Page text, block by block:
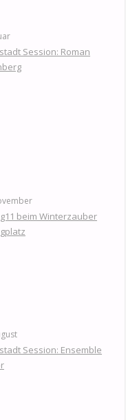
Session: Roman
beim Winterzauber
Session: Ensemble